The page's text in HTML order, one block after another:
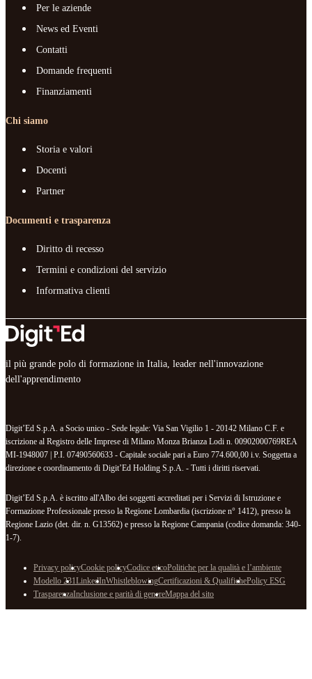
Per le aziende
News ed Eventi
Contatti
Domande frequenti
Finanziamenti
Chi siamo
Storia e valori
Docenti
Partner
Documenti e trasparenza
Diritto di recesso
Termini e condizioni del servizio
Informativa clienti
il più grande polo di formazione in Italia, leader nell'innovazione
dell'apprendimento
Digit’Ed S.p.A. a Socio unico - Sede legale: Via San Vigilio 1 - 20142 Milano C.F. e
iscrizione al Registro delle Imprese di Milano Monza Brianza Lodi n. 00902000769REA
MI-1948007 | P.I. 07490560633 - Capitale sociale pari a Euro 774.600,00 i.v. Soggetta a
direzione e coordinamento di Digit’Ed Holding S.p.A. - Tutti i diritti riservati.
Digit’Ed S.p.A. è iscritto all'Albo dei soggetti accreditati per i Servizi di Istruzione e
Formazione Professionale presso la Regione Lombardia (iscrizione n° 1412), presso la
Regione Lazio (det. dir. n. G13562) e presso la Regione Campania (codice domanda: 340-
1-7).
Privacy policyCookie policyCodice eticoPolitiche per la qualità e l’ambiente
Modello 231LinkedInWhistleblowingCertificazioni & QualifichePolicy ESG
TrasparenzaInclusione e parità di genereMappa del sito